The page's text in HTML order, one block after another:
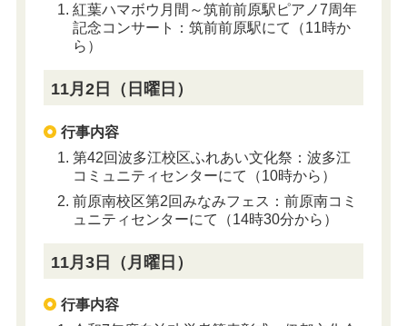
紅葉ハマボウ月間～筑前前原駅ピアノ7周年
記念コンサート：筑前前原駅にて（11時か
ら）
11月2日（日曜日）
行事内容
第42回波多江校区ふれあい文化祭：波多江
コミュニティセンターにて（10時から）
前原南校区第2回みなみフェス：前原南コミ
ュニティセンターにて（14時30分から）
11月3日（月曜日）
行事内容